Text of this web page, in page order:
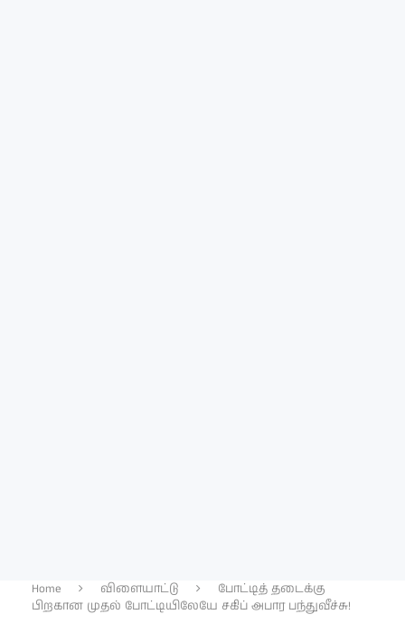
Home விளையாட்டு
போட்டித் தடைக்கு
பிறகான முதல் போட்டியிலேயே சகிப் அபார பந்துவீச்சு!